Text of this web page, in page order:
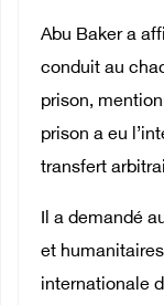
Abu Baker a
conduit au
prison,
prison a eu
transfert
Il a demandé
et
internationale